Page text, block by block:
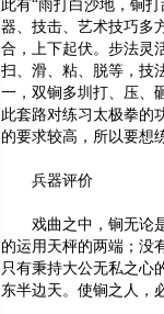
此有“雨打白沙地，锏
器、技击、艺术技巧多
合，上下起伏。步法灵
扫、滑、粘、脱等，技
一，双锏多圳打、压、
此套路对练习太极拳的
的要求较高，所以要想
兵器评价
戏曲之中，锏无论
的运用天枰的两端；没
只有秉持大公无私之心
东半边天。使锏之人